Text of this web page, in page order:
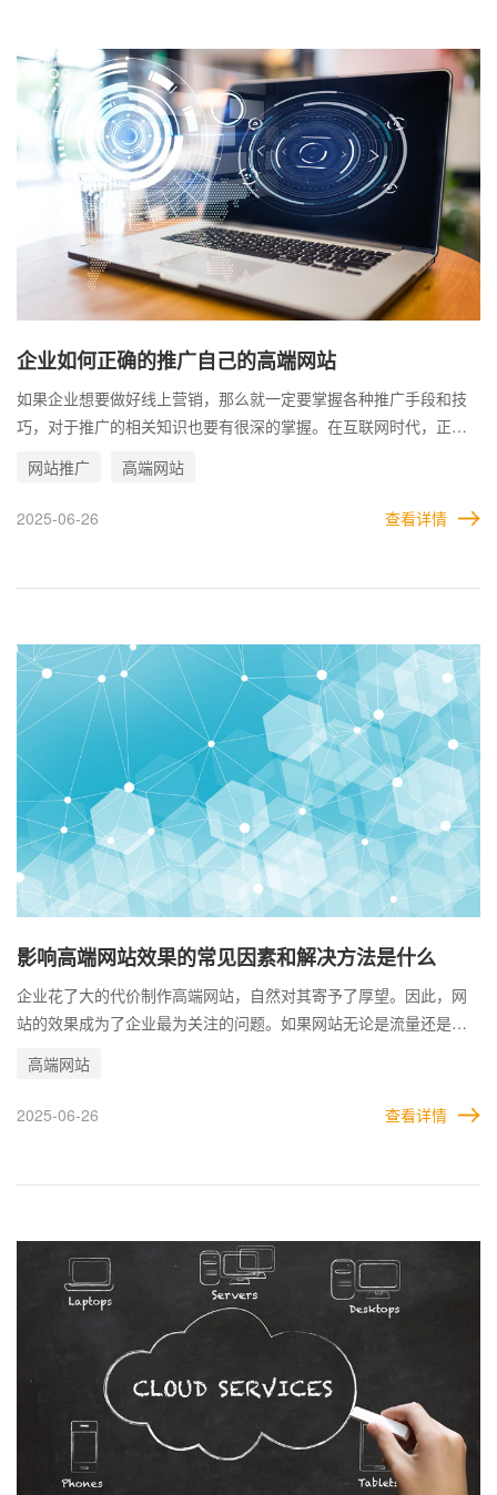
企业如何正确的推广自己的高端网站
如果企业想要做好线上营销，那么就一定要掌握各种推广手段和技
巧，对于推广的相关知识也要有很深的掌握。在互联网时代，正是
门的短视频为例，很多大的账号无论是发作品还是直播，观众所看
到的漂亮数据永远都是表面的。事实上背后都是有专门的团队在推
的众多推广平台，将网站推广出去，这样网站的优势和价值，才能
网站推广 高端网站
2025-06-26 查看详情
影响高端网站效果的常见因素和解决方法是什么
企业花了大的代价制作高端网站，自然对其寄予了厚望。因此，网
站的效果成为了企业最为关注的问题。如果网站无论是流量还是转
要知道，影响网站效果的因素有很多。有时候一个小小的不合理设
置，就会直接影响到网站的结果。因此，企业不仅要掌握影响高端
么企业就要考虑是否网站和用户的关联不大，或者网站的风格不被
高端网站
2025-06-26 查看详情